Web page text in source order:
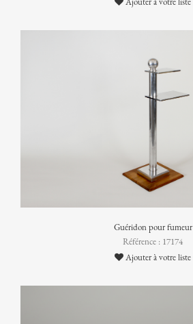
Ajouter à votre liste
Guéridon pour fumeur
Référence : 17174
Ajouter à votre liste